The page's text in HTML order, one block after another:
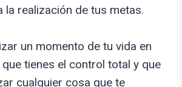
la realización de tus metas.
un momento de tu vida en
tienes el control total y que
cualquier cosa que te